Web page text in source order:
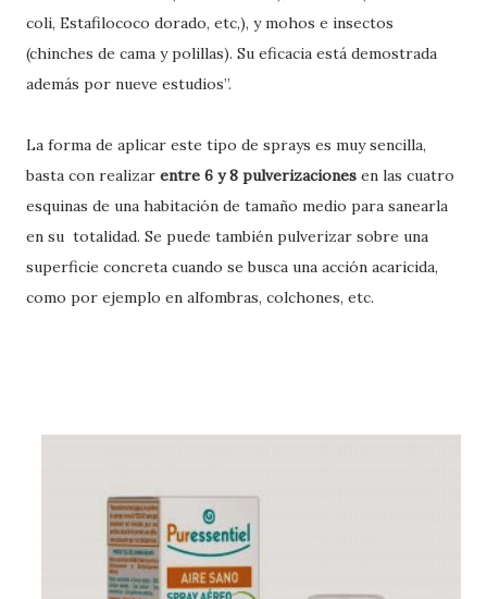
coli, Estafilococo dorado, etc,), y mohos e insectos
(chinches de cama y polillas). Su eficacia está demostrada
además por nueve estudios”.
La forma de aplicar este tipo de sprays es muy sencilla,
basta con realizar entre 6 y 8 pulverizaciones en las cuatro
esquinas de una habitación de tamaño medio para sanearla
en su totalidad. Se puede también pulverizar sobre una
superficie concreta cuando se busca una acción acaricida,
como por ejemplo en alfombras, colchones, etc.